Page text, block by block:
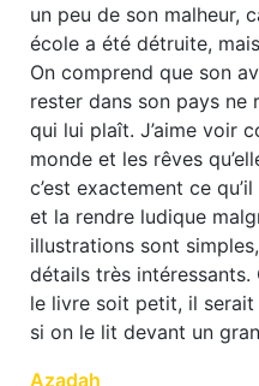
un peu de son malheur,
école a été détruite,
On comprend que son
rester dans son pays ne
qui lui plaît. J’aime voir
monde et les rêves
c’est exactement ce
et la rendre ludique
illustrations sont
détails très intéressants.
le livre soit petit, il
si on le lit devant un
Azadah